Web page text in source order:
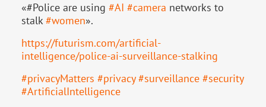
«#Police are using #AI #camera networks to
stalk#women».
https://futurism.com/artificial-
intelligence/police-ai-surveillance-stalking
#privacyMatters #privacy #surveillance #security
#ArtificialIntelligence